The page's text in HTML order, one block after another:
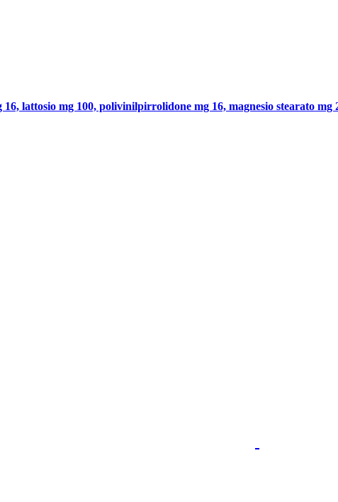
lattosio mg 100, polivinilpirrolidone mg 16, magnesio stearato mg